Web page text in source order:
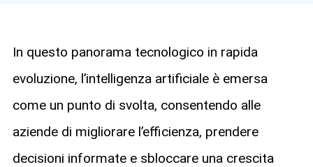
In questo panorama tecnologico in rapida
evoluzione, l’intelligenza artificiale è emersa
come un punto di svolta, consentendo alle
aziende di migliorare l’efficienza, prendere
decisioni informate e sbloccare una crescita